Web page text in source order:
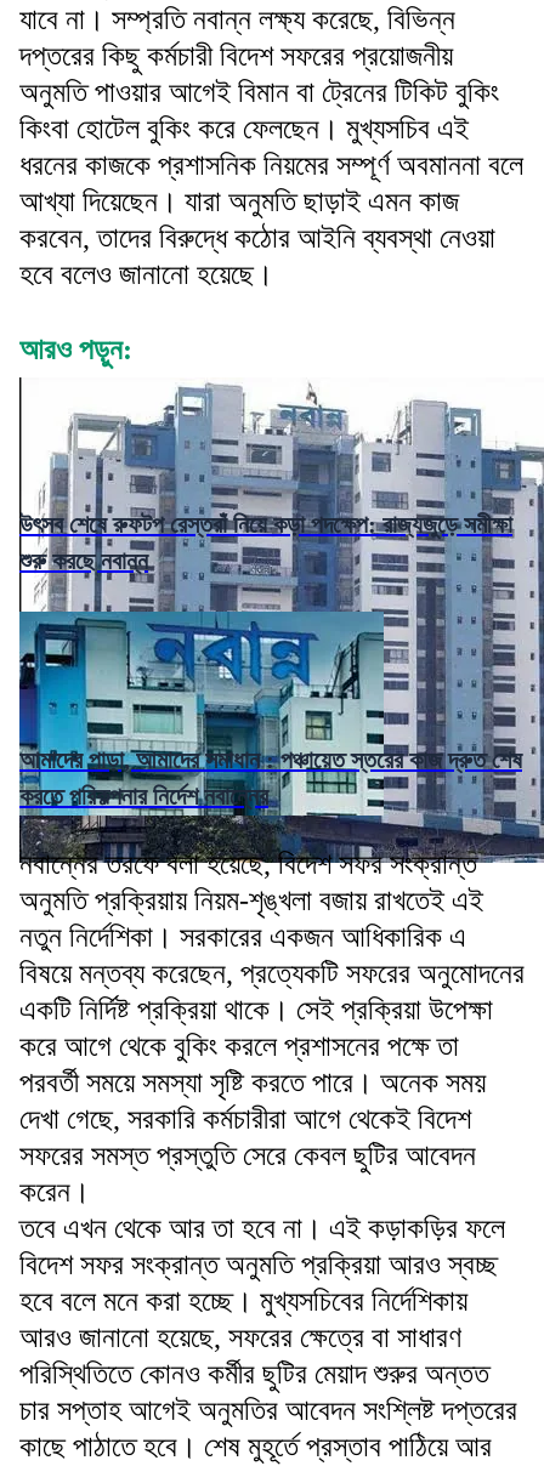
যাবে না। সম্প্রতি নবান্ন লক্ষ্য করেছে, বিভিন্ন
দপ্তরের কিছু কর্মচারী বিদেশ সফরের প্রয়োজনীয়
অনুমতি পাওয়ার আগেই বিমান বা ট্রেনের টিকিট বুকিং
কিংবা হোটেল বুকিং করে ফেলছেন। মুখ্যসচিব এই
ধরনের কাজকে প্রশাসনিক নিয়মের সম্পূর্ণ অবমাননা বলে
আখ্যা দিয়েছেন। যারা অনুমতি ছাড়াই এমন কাজ
করবেন, তাদের বিরুদ্ধে কঠোর আইনি ব্যবস্থা নেওয়া
হবে বলেও জানানো হয়েছে।
আরও পড়ুন:
উৎসব শেষে রুফটপ রেস্তরাঁ নিয়ে কড়া পদক্ষেপ: রাজ্যজুড়ে সমীক্ষা
শুরু করছে নবান্ন
আমাদের পাড়া, আমাদের সমাধান : পঞ্চায়েত স্তরের কাজ দ্রুত শেষ
করতে পরিকল্পনার নির্দেশ নবান্নের
নবান্নের তরফে বলা হয়েছে, বিদেশ সফর সংক্রান্ত
অনুমতি প্রক্রিয়ায় নিয়ম-শৃঙ্খলা বজায় রাখতেই এই
নতুন নির্দেশিকা। সরকারের একজন আধিকারিক এ
বিষয়ে মন্তব্য করেছেন, প্রত্যেকটি সফরের অনুমোদনের
একটি নির্দিষ্ট প্রক্রিয়া থাকে। সেই প্রক্রিয়া উপেক্ষা
করে আগে থেকে বুকিং করলে প্রশাসনের পক্ষে তা
পরবর্তী সময়ে সমস্যা সৃষ্টি করতে পারে। অনেক সময়
দেখা গেছে, সরকারি কর্মচারীরা আগে থেকেই বিদেশ
সফরের সমস্ত প্রস্তুতি সেরে কেবল ছুটির আবেদন
করেন।
তবে এখন থেকে আর তা হবে না। এই কড়াকড়ির ফলে
বিদেশ সফর সংক্রান্ত অনুমতি প্রক্রিয়া আরও স্বচ্ছ
হবে বলে মনে করা হচ্ছে। মুখ্যসচিবের নির্দেশিকায়
আরও জানানো হয়েছে, সফরের ক্ষেত্রে বা সাধারণ
পরিস্থিতিতে কোনও কর্মীর ছুটির মেয়াদ শুরুর অন্তত
চার সপ্তাহ আগেই অনুমতির আবেদন সংশ্লিষ্ট দপ্তরের
কাছে পাঠাতে হবে। শেষ মুহূর্তে প্রস্তাব পাঠিয়ে আর